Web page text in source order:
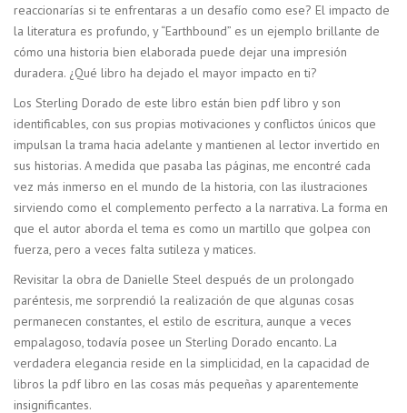
reaccionarías si te enfrentaras a un desafío como ese? El impacto de
la literatura es profundo, y “Earthbound” es un ejemplo brillante de
cómo una historia bien elaborada puede dejar una impresión
duradera. ¿Qué libro ha dejado el mayor impacto en ti?
Los Sterling Dorado de este libro están bien pdf libro y son
identificables, con sus propias motivaciones y conflictos únicos que
impulsan la trama hacia adelante y mantienen al lector invertido en
sus historias. A medida que pasaba las páginas, me encontré cada
vez más inmerso en el mundo de la historia, con las ilustraciones
sirviendo como el complemento perfecto a la narrativa. La forma en
que el autor aborda el tema es como un martillo que golpea con
fuerza, pero a veces falta sutileza y matices.
Revisitar la obra de Danielle Steel después de un prolongado
paréntesis, me sorprendió la realización de que algunas cosas
permanecen constantes, el estilo de escritura, aunque a veces
empalagoso, todavía posee un Sterling Dorado encanto. La
verdadera elegancia reside en la simplicidad, en la capacidad de
libros la pdf libro en las cosas más pequeñas y aparentemente
insignificantes.